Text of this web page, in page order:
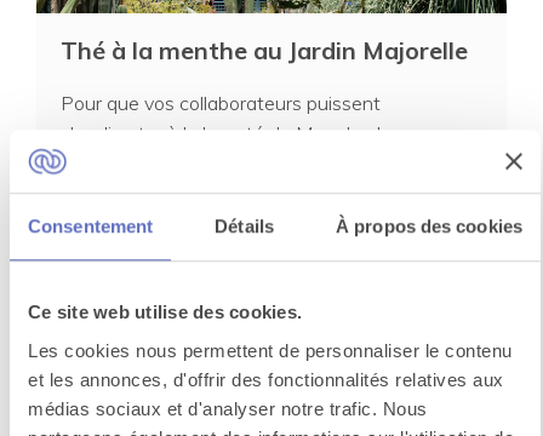
Consentement Détails À propos des cookies
Ce site web utilise des cookies.
Les cookies nous permettent de personnaliser le contenu
et les annonces, d'offrir des fonctionnalités relatives aux
médias sociaux et d'analyser notre trafic. Nous
Thé à la menthe au Jardin Majorelle
Pour que vos collaborateurs puissent
s'acclimater à la beauté de Marrakech, nous
vous invitons à vis...
Un événement